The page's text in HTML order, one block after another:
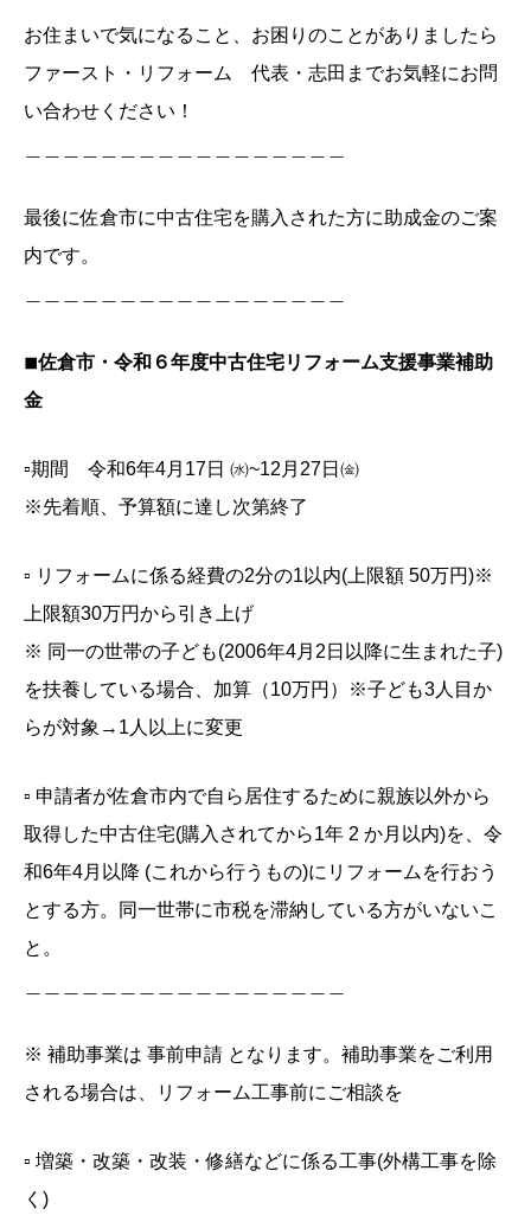
お住まいで気になること、お困りのことがありましたら
ファースト・リフォーム 代表・志田までお気軽にお問
い合わせください！
最後に佐倉市に中古住宅を購入された方に助成金のご案
内です。
◾︎佐倉市・令和６年度中古住宅リフォーム支援事業補助
金
▫️期間 令和6年4月17日 ㈬~12月27日㈮
※先着順、予算額に達し次第終了
▫️ リフォームに係る経費の2分の1以内(上限額 50万円)※
上限額30万円から引き上げ
※ 同一の世帯の子ども(2006年4月2日以降に生まれた子)
を扶養している場合、加算（10万円）※子ども3人目か
らが対象→1人以上に変更
▫️ 申請者が佐倉市内で自ら居住するために親族以外から
取得した中古住宅(購入されてから1年 2 か月以内)を、令
和6年4月以降 (これから行うもの)にリフォームを行おう
とする方。同一世帯に市税を滞納している方がいないこ
と。
※ 補助事業は 事前申請 となります。補助事業をご利用
される場合は、リフォーム工事前にご相談を
▫️ 増築・改築・改装・修繕などに係る工事(外構工事を除
く)